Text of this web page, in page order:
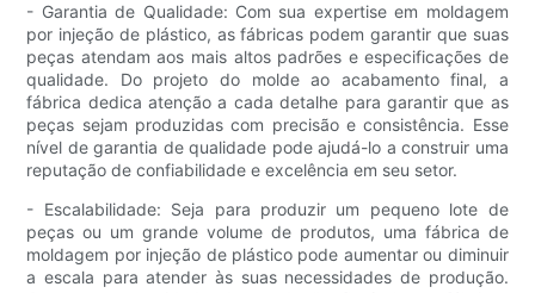
- Garantia de Qualidade: Com sua expertise em moldagem
por injeção de plástico, as fábricas podem garantir que suas
peças atendam aos mais altos padrões e especificações de
qualidade. Do projeto do molde ao acabamento final, a
fábrica dedica atenção a cada detalhe para garantir que as
peças sejam produzidas com precisão e consistência. Esse
nível de garantia de qualidade pode ajudá-lo a construir uma
reputação de confiabilidade e excelência em seu setor.
- Escalabilidade: Seja para produzir um pequeno lote de
peças ou um grande volume de produtos, uma fábrica de
moldagem por injeção de plástico pode aumentar ou diminuir
a escala para atender às suas necessidades de produção.